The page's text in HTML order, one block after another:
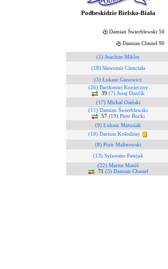
Podbeskidzie Bielsko-Biała
Damian Świerblewski 50
Damian Chmiel 90
(1) Joachim Mikler
(18) Sławomir Cienciała
(3) Łukasz Ganowicz
(26) Bartłomiej Konieczny
39 (7) Juraj Dančík
(17) Michał Osiński
(11) Damian Świerblewski
57 (19) Piotr Rocki
(9) Łukasz Matusiak
(10) Dariusz Kołodziej
(8) Piotr Malinowski
(13) Sylwester Patejuk
(22) Martin Matúš
71 (5) Damian Chmiel